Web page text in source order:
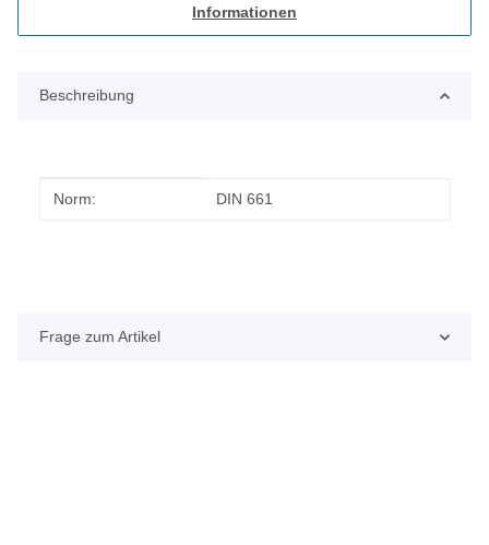
Informationen
Beschreibung
Produkteigenschaft
Wert
Norm: DIN 661
Frage zum Artikel